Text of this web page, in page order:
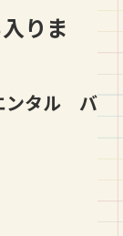
りま
ンタル バ